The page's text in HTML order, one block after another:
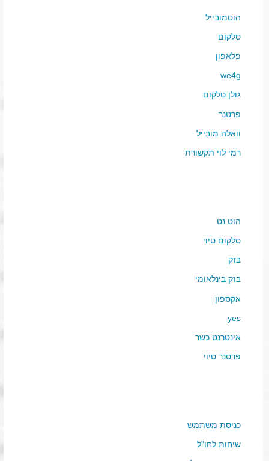
הוטמובייל
סלקום
פלאפון
we4g
גולן טלקום
פרטנר
וואלה מובייל
רמי לוי תקשורת
הוט נט
סלקום טיוי
בזק
בזק בינלאומי
אקספון
yes
אינטרנט כשר
פרטנר טיוי
כניסת משתמש
שיחות לחו"ל